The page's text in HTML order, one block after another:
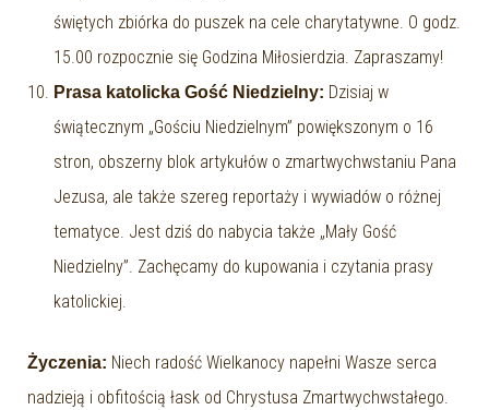
świętych zbiórka do puszek na cele charytatywne. O godz.
15.00 rozpocznie się Godzina Miłosierdzia. Zapraszamy!
Prasa katolicka Gość Niedzielny: Dzisiaj w
świątecznym „Gościu Niedzielnym” powiększonym o 16
stron, obszerny blok artykułów o zmartwychwstaniu Pana
Jezusa, ale także szereg reportaży i wywiadów o różnej
tematyce. Jest dziś do nabycia także „Mały Gość
Niedzielny”. Zachęcamy do kupowania i czytania prasy
katolickiej.
Życzenia: Niech radość Wielkanocy napełni Wasze serca
nadzieją i obfitością łask od Chrystusa Zmartwychwstałego.